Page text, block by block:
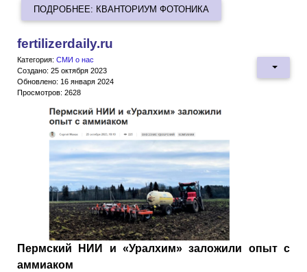
ПОДРОБНЕЕ: КВАНТОРИУМ ФОТОНИКА
fertilizerdaily.ru
Категория: СМИ о нас
Создано: 25 октября 2023
Обновлено: 16 января 2024
Просмотров: 2628
Пермский НИИ и «Уралхим» заложили опыт с
аммиаком